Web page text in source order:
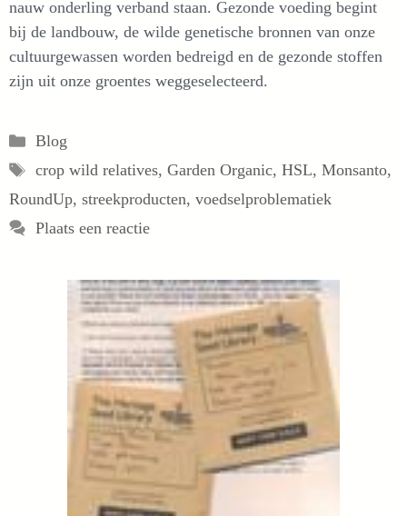
nauw onderling verband staan. Gezonde voeding begint
bij de landbouw, de wilde genetische bronnen van onze
cultuurgewassen worden bedreigd en de gezonde stoffen
zijn uit onze groentes weggeselecteerd.
Categorieën
Blog
Tags
crop wild relatives, Garden Organic, HSL, Monsanto,
RoundUp, streekproducten, voedselproblematiek
Plaats een reactie